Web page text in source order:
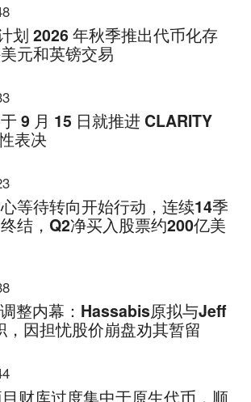
划 2026 年秋季推出代币化存
元和英镑交易
9 月 15 日就推进 CLARITY
表决
等待转向开始行动，连续14季
结，Q2净买入股票约200亿美
整内幕：Hassabis原拟与Jeff
，因担忧股价崩盘劝其暂留
财库过度集中于原生代币，顺